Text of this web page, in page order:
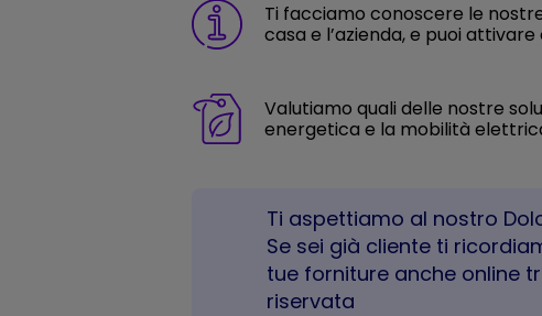
Ti facciamo conoscere le
casa e l’azienda, e puoi
Valutiamo quali delle nostre
energetica e la mobilità
Ti aspettiamo al nostro
Se sei già cliente ti
tue forniture anche online
riservata